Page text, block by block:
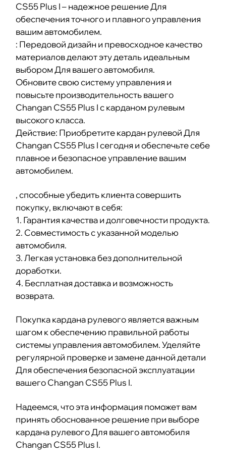
CS55 Plus I – надежное решение Для
обеспечения точного и плавного управления
вашим автомобилем.
: Передовой дизайн и превосходное качество
материалов делают эту деталь идеальным
выбором Для вашего автомобиля.
Обновите свою систему управления и
повысьте производительность вашего
Changan CS55 Plus I с карданом рулевым
высокого класса.
Действие: Приобретите кардан рулевой Для
Changan CS55 Plus I сегодня и обеспечьте себе
плавное и безопасное управление вашим
автомобилем.
, способные убедить клиента совершить
покупку, включают в себя:
1. Гарантия качества и долговечности продукта.
2. Совместимость с указанной моделью
автомобиля.
3. Легкая установка без дополнительной
доработки.
4. Бесплатная доставка и возможность
возврата.
Покупка кардана рулевого является важным
шагом к обеспечению правильной работы
системы управления автомобилем. Уделяйте
регулярной проверке и замене данной детали
Для обеспечения безопасной эксплуатации
вашего Changan CS55 Plus I.
Надеемся, что эта информация поможет вам
принять обоснованное решение при выборе
кардана рулевого Для вашего автомобиля
Changan CS55 Plus I.